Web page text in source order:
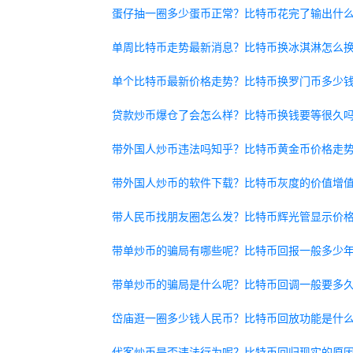
蛋仔抽一圈多少蛋币正常？比特币花完了输出什么
单周比特币走势最新消息？比特币换冰淇淋怎么
单个比特币最新价格走势？比特币换罗门币多少
贷款炒币爆仓了会怎么样？比特币换钱要等很久
带外国人炒币违法吗知乎？比特币黄金币价格走
带外国人炒币的软件下载？比特币灰度的价值增值
带人民币找朋友圈怎么发？比特币辉光管显示价
带单炒币的骗局有哪些呢？比特币回报一般多少
带单炒币的骗局是什么呢？比特币回调一般要多久
岱庙逛一圈多少钱人民币？比特币回放功能是什么